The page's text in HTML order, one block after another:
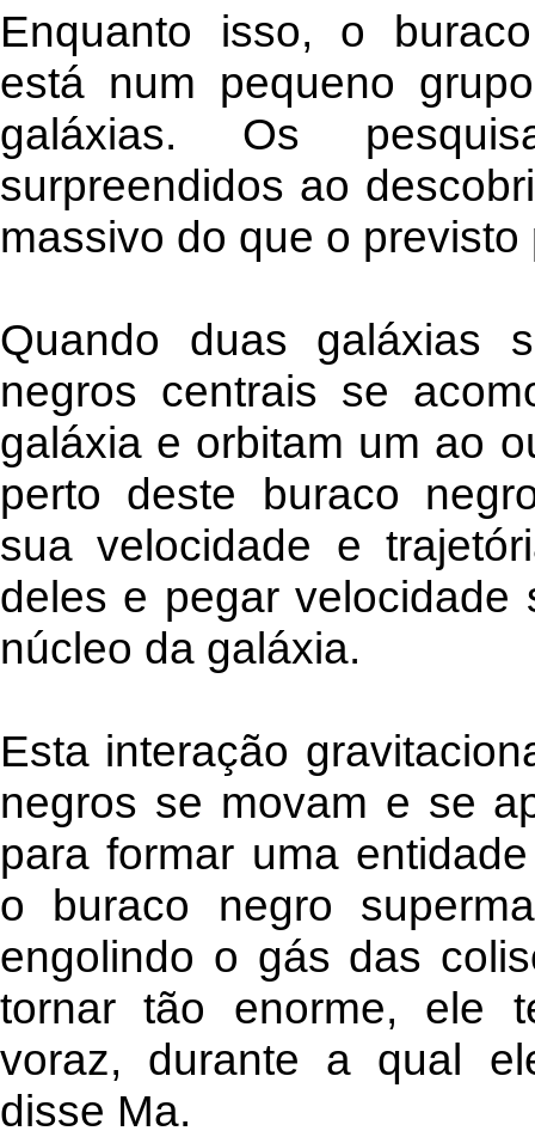
Enquanto isso, o
está num pequeno
galáxias. Os
surpreendidos ao
massivo do que o
Quando duas galáxias
negros centrais se
galáxia e orbitam um ao
perto deste buraco
sua velocidade e
deles e pegar velocidade
núcleo da galáxia.
Esta interação
negros se movam e se
para formar uma
o buraco negro
engolindo o gás das
tornar tão enorme, ele
voraz, durante a qual
disse Ma.